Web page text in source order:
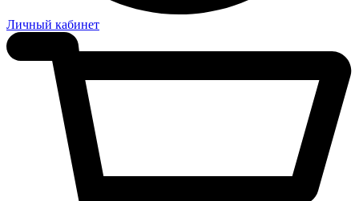
Личный кабинет